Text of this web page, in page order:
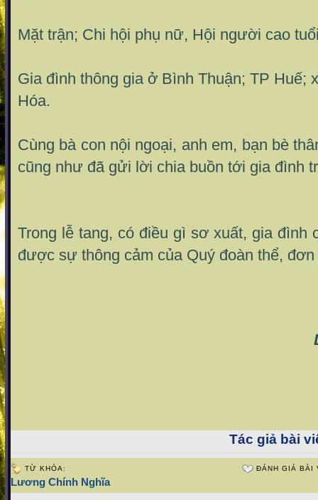
Mặt trận; Chi hội phụ nữ, Hội người cao
Gia đình thông gia ở Bình Thuận; TP Huế;
Hóa.
Cùng bà con nội ngoại, anh em, bạn bè
cũng như đã gửi lời chia buồn tới gia đình
Trong lễ tang, có điều gì sơ xuất, gia đình
được sự thông cảm của Quý đoàn thể,
Tác giả bài
TỪ KHÓA:
Lương Chính Nghĩa
ĐÁNH GIÁ BÀI